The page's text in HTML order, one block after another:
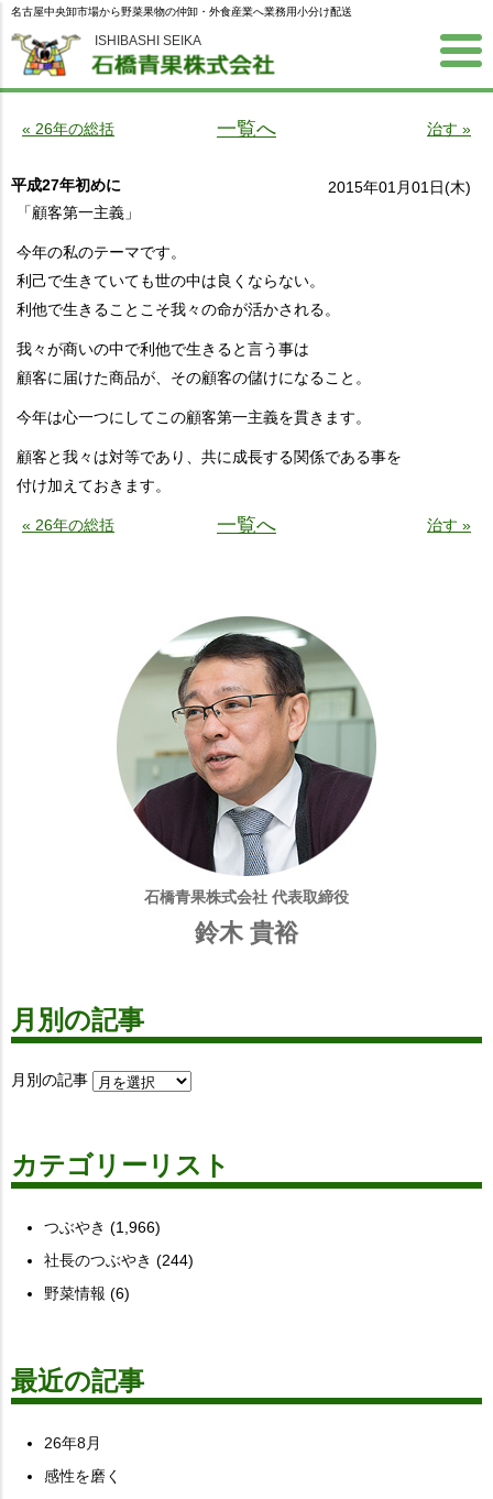
ISHIBASHI SEIKA
名古屋中央卸市場から野菜果物の仲卸・外食産業へ業務用小分け配送
« 26年の総括 一覧へ 治す »
平成27年初めに
2015年01月01日(木)
「顧客第一主義」
今年の私のテーマです。
利己で生きていても世の中は良くならない。
利他で生きることこそ我々の命が活かされる。
我々が商いの中で利他で生きると言う事は
顧客に届けた商品が、その顧客の儲けになること。
今年は心一つにしてこの顧客第一主義を貫きます。
顧客と我々は対等であり、共に成長する関係である事を
付け加えておきます。
« 26年の総括 一覧へ 治す »
石橋青果株式会社 代表取締役
鈴木 貴裕
月別の記事
月別の記事
カテゴリーリスト
つぶやき (1,966)
社長のつぶやき (244)
野菜情報 (6)
最近の記事
26年8月
感性を磨く